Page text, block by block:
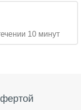
10 минут